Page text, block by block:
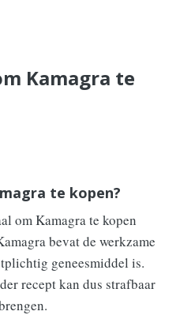
Kamagra te
te kopen?
om Kamagra te kopen
bevat de werkzame
geneesmiddel is.
recept kan dus strafbaar